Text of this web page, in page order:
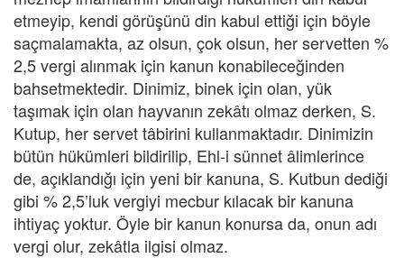
etmeyip, kendi görüşünü din kabul ettiği için böyle
saçmalamakta, az olsun, çok olsun, her servetten %
2,5 vergi alınmak için kanun konabileceğinden
bahsetmektedir. Dinimiz, binek için olan, yük
taşımak için olan hayvanın zekâtı olmaz derken, S.
Kutup, her servet tâbirini kullanmaktadır. Dinimizin
bütün hükümleri bildirilip, Ehl-i sünnet âlimlerince
de, açıklandığı için yeni bir kanuna, S. Kutbun dediği
gibi % 2,5’luk vergiyi mecbur kılacak bir kanuna
ihtiyaç yoktur. Öyle bir kanun konursa da, onun adı
vergi olur, zekâtla ilgisi olmaz.